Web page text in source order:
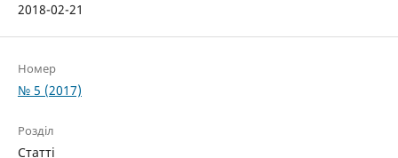
2018-02-21
Номер
№ 5 (2017)
Розділ
Статті